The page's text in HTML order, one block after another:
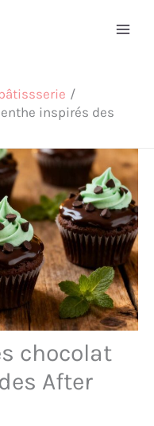
inspirés des
chocolat
After